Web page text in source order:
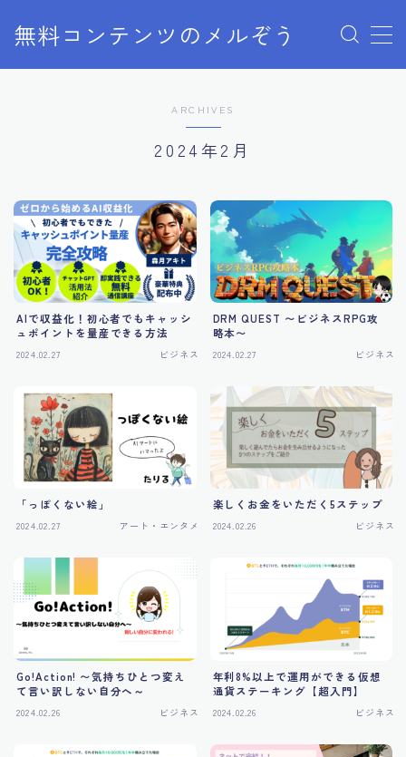
無料コンテンツのメルぞう
MENU
お問い合わせ
ARCHIVES
2024年2月
AIで収益化！初心者でもキャッシ
ュポイントを量産できる方法
2024.02.27 ビジネス
DRM QUEST 〜ビジネスRPG攻
略本〜
2024.02.27 ビジネス
「っぽくない絵」
2024.02.27 アート・エンタメ
楽しくお金をいただく5ステップ
2024.02.26 ビジネス
Go!Action! 〜気持ちひとつ変え
て言い訳しない自分へ～
2024.02.26 ビジネス
年利8%以上で運用ができる仮想
通貨ステーキング【超入門】
2024.02.26 ビジネス